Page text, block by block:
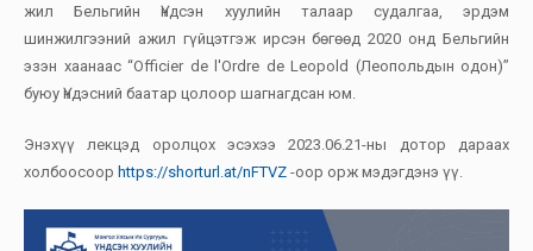
жил Бельгийн Үндсэн хуулийн талаар судалгаа, эрдэм
шинжилгээний ажил гүйцэтгэж ирсэн бөгөөд 2020 онд Бельгийн
эзэн хаанаас “Officier de l'Ordre de Leopold (Леопольдын одон)”
буюу Үндэсний баатар цолоор шагнагдсан юм.
Энэхүү лекцэд оролцох эсэхээ 2023.06.21-ны дотор дараах
холбоосоор https://shorturl.at/nFTVZ -оор орж мэдэгдэнэ үү.